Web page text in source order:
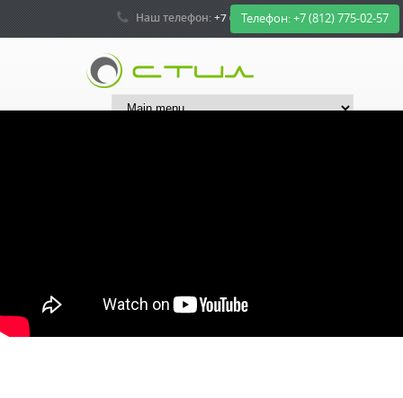
Телефон: +7 (812) 775-02-57
Наш телефон:+7 (812) 775-02-57